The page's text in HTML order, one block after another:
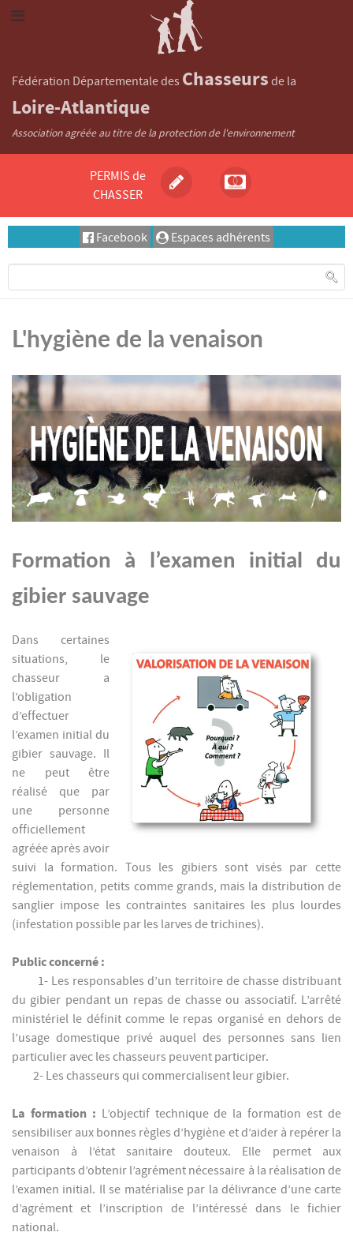
Fédération Départementale des Chasseurs de la
Loire-Atlantique
Association agréée au titre de la protection de l'environnement
PERMIS de
CHASSER
Facebook Espaces adhérents
L'hygiène de la venaison
Formation à l’examen initial du
gibier sauvage
Dans certaines
situations, le
chasseur a
l’obligation
d’effectuer
l’examen initial du
gibier sauvage. Il
ne peut être
réalisé que par
une personne
officiellement
agréée après avoir
suivi la formation. Tous les gibiers sont visés par cette
réglementation, petits comme grands, mais la distribution de
sanglier impose les contraintes sanitaires les plus lourdes
(infestation possible par les larves de trichines).
Public concerné :
1- Les responsables d’un territoire de chasse distribuant
du gibier pendant un repas de chasse ou associatif. L’arrêté
ministériel le définit comme le repas organisé en dehors de
l’usage domestique privé auquel des personnes sans lien
particulier avec les chasseurs peuvent participer.
2- Les chasseurs qui commercialisent leur gibier.
La formation : L’objectif technique de la formation est de
sensibiliser aux bonnes règles d’hygiène et d’aider à repérer la
venaison à l’état sanitaire douteux.
Elle permet aux
participants d’obtenir l’agrément nécessaire à la réalisation de
l’examen initial. Il se matérialise par la délivrance d’une carte
d’agrément et l’inscription de l’intéressé dans le fichier
national.